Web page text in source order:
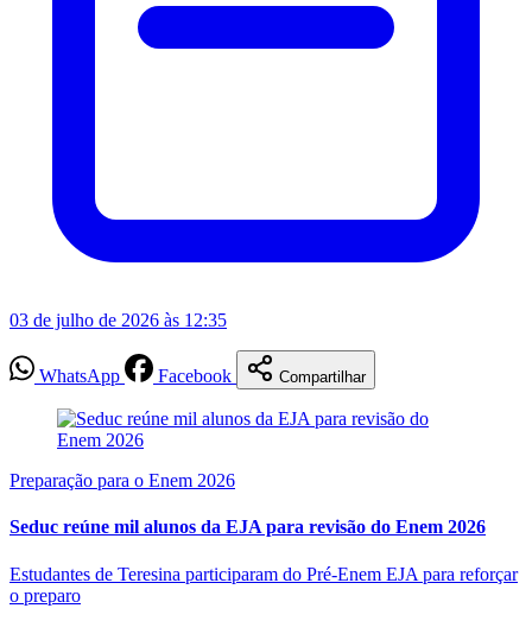
03 de julho de 2026 às 12:35
WhatsApp Facebook Compartilhar
Preparação para o Enem 2026
Seduc reúne mil alunos da EJA para revisão do Enem 2026
Estudantes de Teresina participaram do Pré-Enem EJA para reforçar
o preparo